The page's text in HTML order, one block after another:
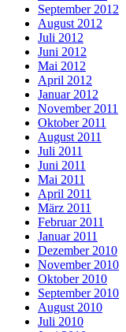
September 2012
August 2012
Juli 2012
Juni 2012
Mai 2012
April 2012
Januar 2012
November 2011
Oktober 2011
August 2011
Juli 2011
Juni 2011
Mai 2011
April 2011
März 2011
Februar 2011
Januar 2011
Dezember 2010
November 2010
Oktober 2010
September 2010
August 2010
Juli 2010